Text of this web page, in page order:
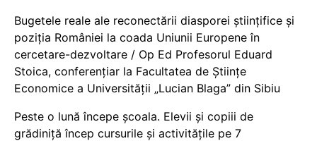
Bugetele reale ale reconectării diasporei științifice și
poziția României la coada Uniunii Europene în
cercetare-dezvoltare / Op Ed Profesorul Eduard
Stoica, conferențiar la Facultatea de Științe
Economice a Universității „Lucian Blaga” din Sibiu
Peste o lună începe școala. Elevii și copiii de
grădiniță încep cursurile și activitățile pe 7